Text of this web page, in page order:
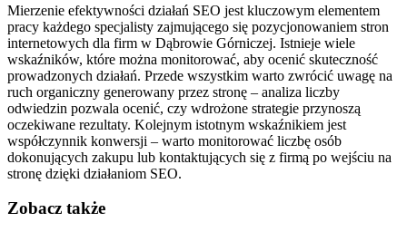
Mierzenie efektywności działań SEO jest kluczowym elementem
pracy każdego specjalisty zajmującego się pozycjonowaniem stron
internetowych dla firm w Dąbrowie Górniczej. Istnieje wiele
wskaźników, które można monitorować, aby ocenić skuteczność
prowadzonych działań. Przede wszystkim warto zwrócić uwagę na
ruch organiczny generowany przez stronę – analiza liczby
odwiedzin pozwala ocenić, czy wdrożone strategie przynoszą
oczekiwane rezultaty. Kolejnym istotnym wskaźnikiem jest
współczynnik konwersji – warto monitorować liczbę osób
dokonujących zakupu lub kontaktujących się z firmą po wejściu na
stronę dzięki działaniom SEO.
Zobacz także